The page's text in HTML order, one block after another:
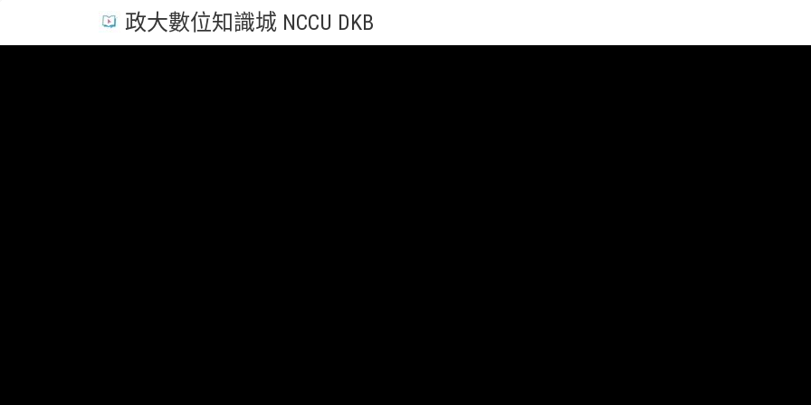
政大數位知識城 NCCU DKB